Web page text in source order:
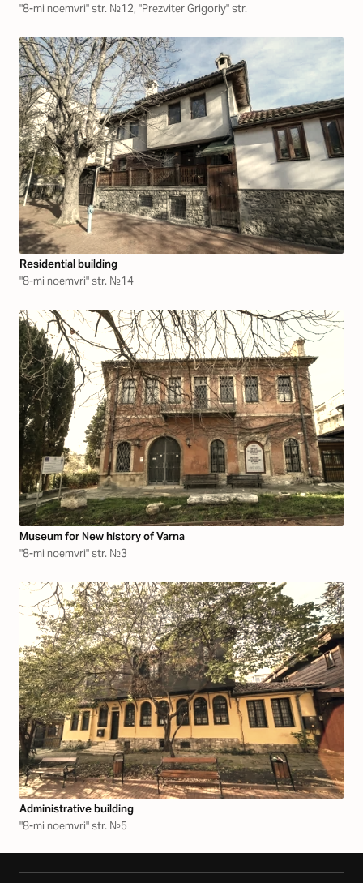
"8-mi noemvri" str. №12, "Prezviter Grigoriy" str.
Residential building
"8-mi noemvri" str. №14
Museum for New history of Varna
"8-mi noemvri" str. №3
Аdministrative building
"8-mi noemvri" str. №5